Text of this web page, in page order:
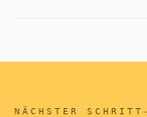
NÄCHSTER SCHRITT